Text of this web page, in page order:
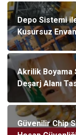
Depo Sistemi
Kusursuz
Akrilik Boyama
Deşarj Alanı
Güvenilir Chip